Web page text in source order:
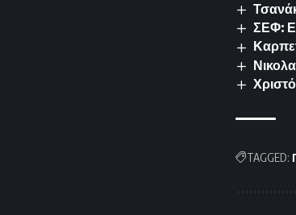
ΣΕΦ:
TAGGED: